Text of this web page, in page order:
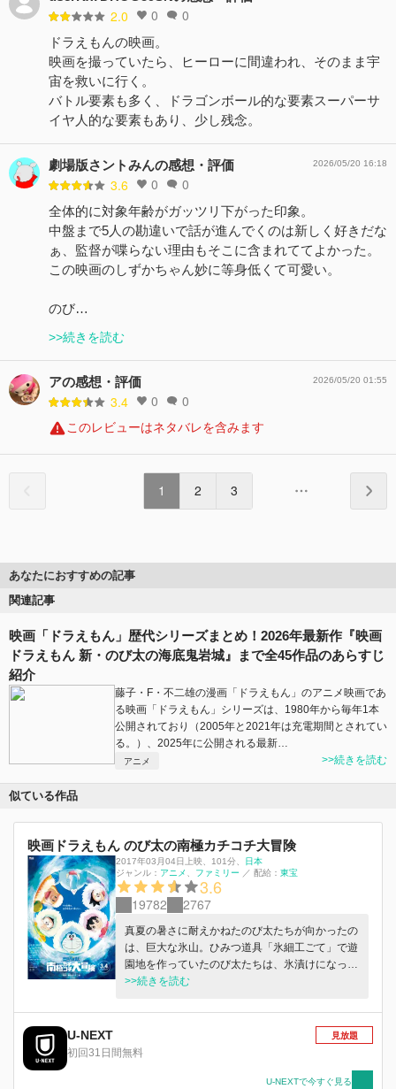
2.0 0 0
ドラえもんの映画。
映画を撮っていたら、ヒーローに間違われ、そのまま宇
宙を救いに行く。
バトル要素も多く、ドラゴンボール的な要素スーパーサ
イヤ人的な要素もあり、少し残念。
劇場版さントみんの感想・評価
3.6 0 0
2026/05/20 16:18
全体的に対象年齢がガッツリ下がった印象。
中盤まで5人の勘違いで話が進んでくのは新しく好きだな
ぁ、監督が喋らない理由もそこに含まれててよかった。
この映画のしずかちゃん妙に等身低くて可愛い。
のび…
>>続きを読む
アの感想・評価
3.4 0 0
2026/05/20 01:55
このレビューはネタバレを含みます
1 2 3
あなたにおすすめの記事
関連記事
映画「ドラえもん」歴代シリーズまとめ！2026年最新作『映画
ドラえもん 新・のび太の海底鬼岩城』まで全45作品のあらすじ
紹介
藤子・F・不二雄の漫画「ドラえもん」のアニメ映画であ
る映画「ドラえもん」シリーズは、1980年から毎年1本
公開されており（2005年と2021年は充電期間とされてい
る。）、2025年に公開される最新…
アニメ >>続きを読む
似ている作品
映画ドラえもん のび太の南極カチコチ大冒険
2017年03月04日上映 101分
日本
ジャンル： アニメ ファミリー ／ 配給： 東宝
3.6
19782 2767
真夏の暑さに耐えかねたのび太たちが向かったの
は、巨大な氷山。ひみつ道具「氷細工ごて」で遊
園地を作っていたのび太たちは、氷漬けになって
いる不思議な腕輪を見つける。調べてみたとこ
いるはずもない10万年前の南極だった！腕輪の落
とし主を探して南極へと向かうドラえもんたち。
その前に、なんと氷の下に閉ざされた巨大な都市
を届けよう！」ひみつ道具「タイムベルト」で10
>>続きを読む
U-NEXT
初回31日間無料
見放題
U-NEXTで今すぐ見る